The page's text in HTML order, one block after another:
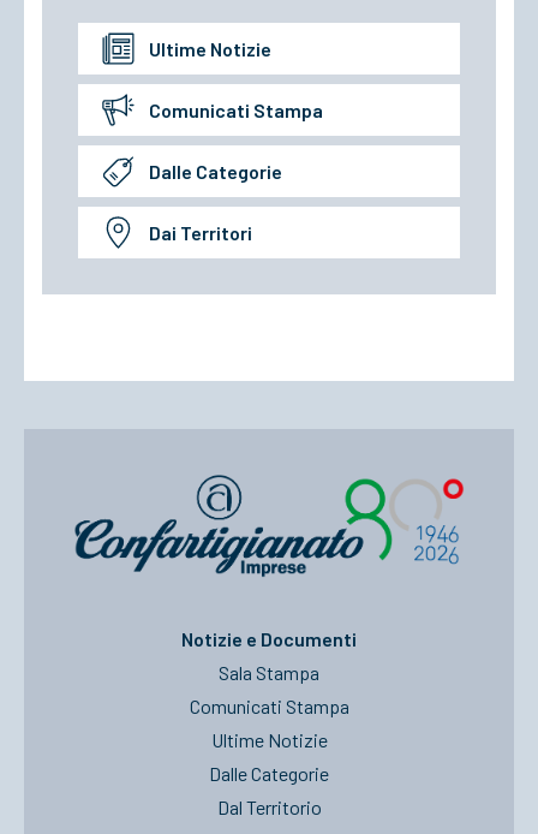
Ultime Notizie
Comunicati Stampa
Dalle Categorie
Dai Territori
Notizie e Documenti
Sala Stampa
Comunicati Stampa
Ultime Notizie
Dalle Categorie
Dal Territorio